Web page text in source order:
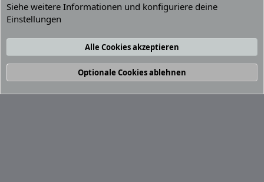
Cookies
Kontakt
Nutzungsbedingungen
Datenschutz
R
S
S
Community platform by XenForo
© 2010-2026 XenForo Ltd.
Breite
Abfragen 12 Zeit 0.0544s Max. Speicher 4.31MB
Siehe weitere Informationen und konfiguriere deine
Einstellungen
Alle Cookies akzeptieren
Optionale Cookies ablehnen